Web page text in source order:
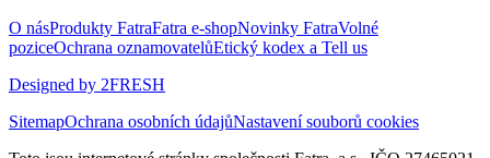
O násProdukty FatraFatra e-shopNovinky FatraVolné
poziceOchrana oznamovatelůEtický kodex a Tell us
Designed by 2FRESH
SitemapOchrana osobních údajůNastavení souborů cookies